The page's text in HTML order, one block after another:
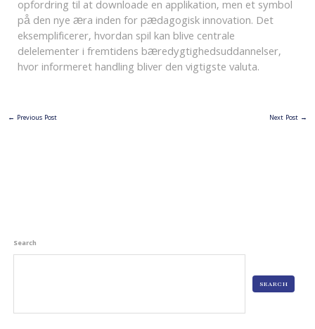
opfordring til at downloade en applikation, men et symbol
på den nye æra inden for pædagogisk innovation. Det
eksemplificerer, hvordan spil kan blive centrale
delelementer i fremtidens bæredygtighedsuddannelser,
hvor informeret handling bliver den vigtigste valuta.
← Previous Post Next Post →
Search
SEARCH